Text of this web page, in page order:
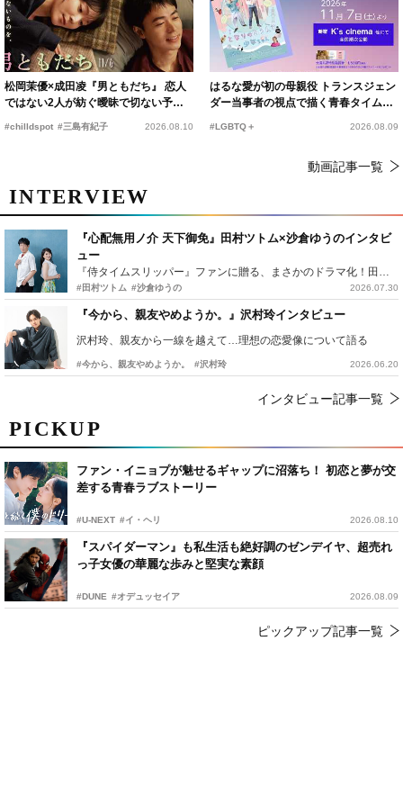
PICKUP
ファン・イニョプが魅せるギャップに沼落ち！ 初恋と夢が交
差する青春ラブストーリー
#U-NEXT #イ・ヘリ 2026.08.10
『スパイダーマン』も私生活も絶好調のゼンデイヤ、超売れ
っ子女優の華麗な歩みと堅実な素顔
#DUNE #オデュッセイア 2026.08.09
ピックアップ記事一覧
松岡茉優×成田凌『男ともだち』 恋人
ではない2人が紡ぐ曖昧で切ない予告
#chilldspot #三島有紀子 2026.08.10
はるな愛が初の母親役 トランスジェン
ダー当事者の視点で描く青春タイムス
#LGBTQ＋ 2026.08.09
動画記事一覧
INTERVIEW
『心配無用ノ介 天下御免』田村ツトム×沙倉ゆうのインタビ
ュー
『侍タイムスリッパー』ファンに贈る、まさかのドラマ化！田村ツトム×沙倉ゆうのが語る『心配無用ノ介』撮影秘話
#田村ツトム #沙倉ゆうの 2026.07.30
『今から、親友やめようか。』沢村玲インタビュー
沢村玲、親友から一線を越えて…理想の恋愛像について語る
#今から、親友やめようか。 #沢村玲 2026.06.20
インタビュー記事一覧